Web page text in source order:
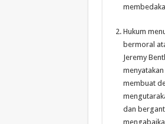
Hukum
bermoral
Jeremy
membuat
dan